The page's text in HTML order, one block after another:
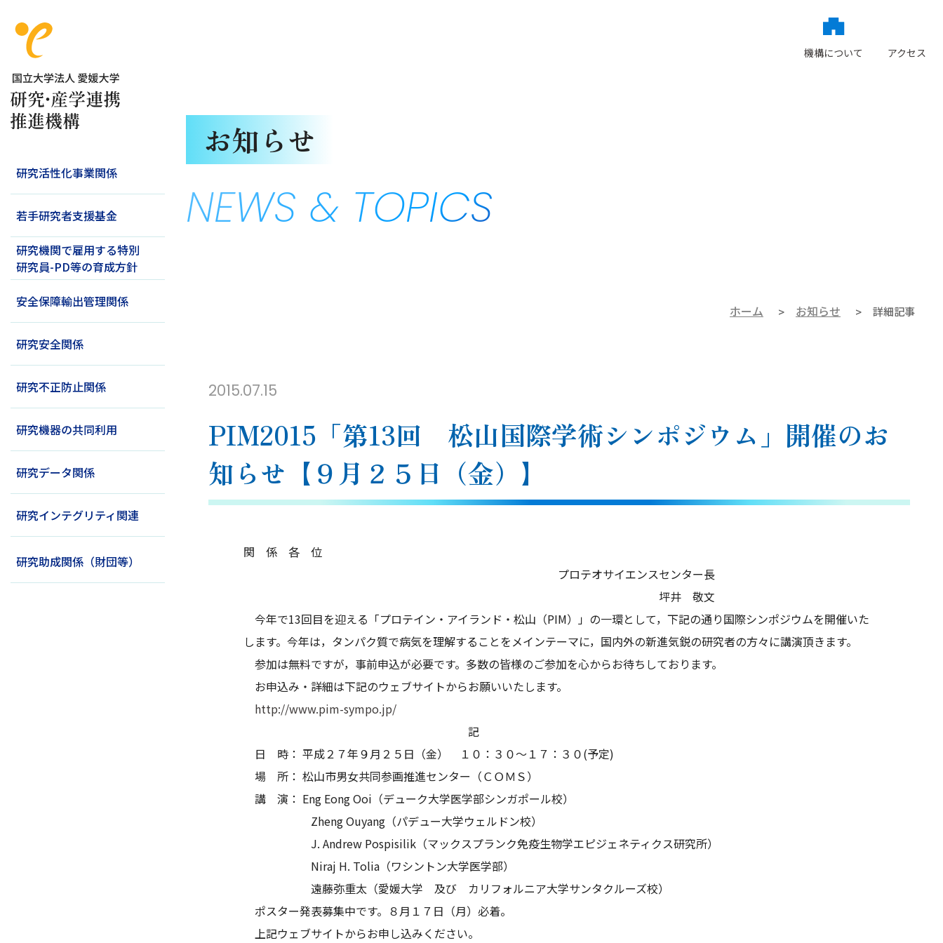
機構について アクセス
研究活性化事業関係
若手研究者支援基金
研究機関で雇用する特別
研究員-PD等の育成方針
安全保障輸出管理関係
研究安全関係
研究不正防止関係
研究機器の共同利用
研究データ関係
研究インテグリティ関連
研究助成関係（財団等）
お知らせ
NEWS & TOPICS
ホーム お知らせ 詳細記事
2015.07.15
PIM2015「第13回 松山国際学術シンポジウム」開催のお
知らせ【９月２５日（金）】
関 係 各 位
プロテオサイエンスセンター長
坪井 敬文
今年で13回目を迎える「プロテイン・アイランド・松山（PIM）」の一環として，下記の通り国際シンポジウムを開催いた
します。今年は，タンパク質で病気を理解することをメインテーマに，国内外の新進気鋭の研究者の方々に講演頂きます。
参加は無料ですが，事前申込が必要です。多数の皆様のご参加を心からお待ちしております。
お申込み・詳細は下記のウェブサイトからお願いいたします。
http://www.pim-sympo.jp/
記
日 時： 平成２７年９月２５日（金） １０：３０～１７：３０(予定)
場 所： 松山市男女共同参画推進センター（ＣＯＭＳ）
講 演： Eng Eong Ooi（デューク大学医学部シンガポール校）
Zheng Ouyang（パデュー大学ウェルドン校）
J. Andrew Pospisilik（マックスプランク免疫生物学エピジェネティクス研究所）
Niraj H. Tolia（ワシントン大学医学部）
遠藤弥重太（愛媛大学 及び カリフォルニア大学サンタクルーズ校）
ポスター発表募集中です。８月１７日（月）必着。
上記ウェブサイトからお申し込みください。